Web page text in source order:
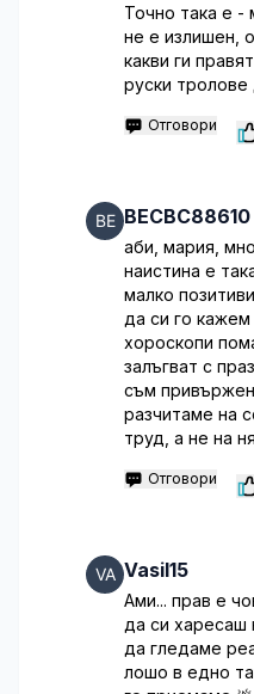
Точно така е -
не е излишен,
какви ги
руски тролове
Отговори
BECBC88610
аби, мария,
наистина е
малко
да си го кажем
хороскопи
залъгват с
съм
разчитаме на
труд, а не на
Отговори
Vasil15
Ами... прав е
да си харесаш
да гледаме
лошо в едно